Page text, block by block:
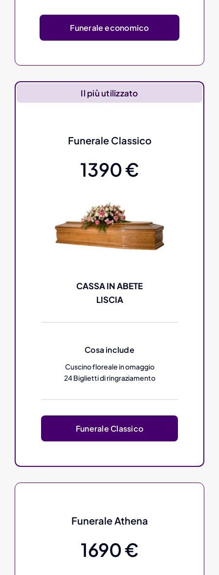
Funerale economico
Il più utilizzato
Funerale Classico
1390 €
CASSA IN ABETE
LISCIA
Cosa include
Cuscino floreale in omaggio
24 Biglietti di ringraziamento
Funerale Classico
Funerale Athena
1690 €